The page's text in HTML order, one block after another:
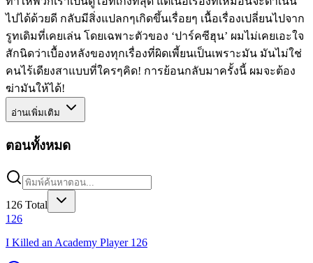
ไปได้ด้วยดี กลับมีสิ่งแปลกๆเกิดขึ้นเรื่อยๆ เนื้อเรื่องเปลี่ยนไปจาก
รูทเดิมที่เคยเล่น โดยเฉพาะตัวของ ‘ปาร์คซีฮุน’ ผมไม่เคยเอะใจ
สักนิดว่าเบื้องหลังของทุกเรื่องที่ผิดเพี้ยนเป็นเพราะมัน มันไม่ใช่
คนไร้เดียงสาแบบที่ใครๆคิด! การย้อนกลับมาครั้งนี้ ผมจะต้อง
ฆ่ามันให้ได้!
อ่านเพิ่มเติม
ตอนทั้งหมด
126 Total
126
I Killed an Academy Player 126